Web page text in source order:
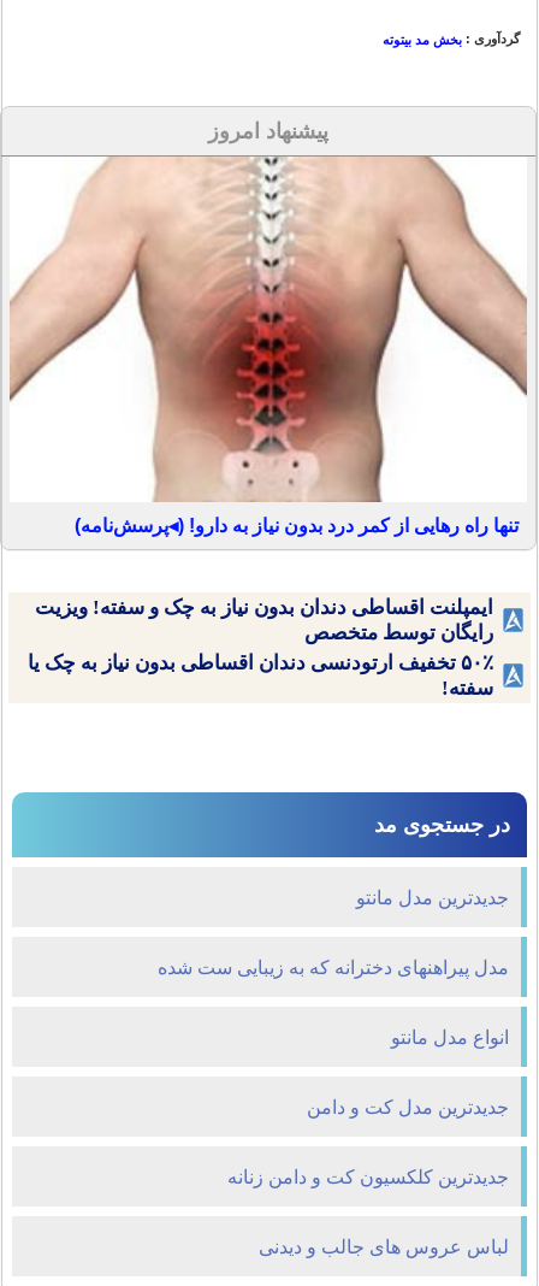
گردآوری : بخش مد بیتوته
پیشنهاد امروز
تنها راه رهایی از کمر درد بدون نیاز به دارو! (◂پرسش‌نامه)
ایمپلنت اقساطی دندان بدون نیاز به چک و سفته! ویزیت
رایگان توسط متخصص
۵۰٪ تخفیف ارتودنسی دندان اقساطی بدون نیاز به چک یا
سفته!
در جستجوی مد
جدیدترین مدل مانتو
مدل پیراهنهای دخترانه که به زیبایی ست شده
انواع مدل مانتو
جدیدترین مدل کت و دامن
جدیدترین کلکسیون کت و دامن زنانه
لباس عروس های جالب و دیدنی